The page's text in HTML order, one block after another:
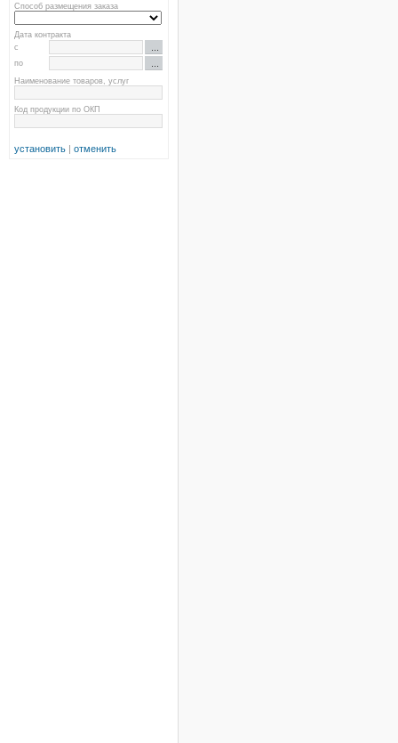
Способ размещения заказа
Дата контракта
с
по
Наименование товаров, услуг
Код продукции по ОКП
установить | отменить